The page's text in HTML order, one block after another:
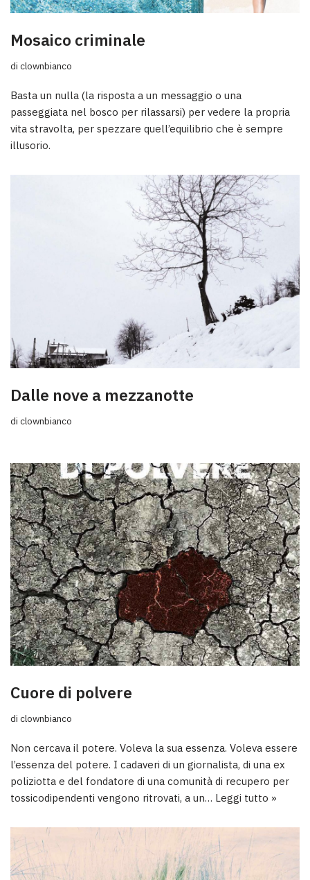
Mosaico criminale
di clownbianco
Basta un nulla (la risposta a un messaggio o una
passeggiata nel bosco per rilassarsi) per vedere la propria
vita stravolta, per spezzare quell’equilibrio che è sempre
illusorio.
Dalle nove a mezzanotte
di clownbianco
Cuore di polvere
di clownbianco
Non cercava il potere. Voleva la sua essenza. Voleva essere
l’essenza del potere. I cadaveri di un giornalista, di una ex
poliziotta e del fondatore di una comunità di recupero per
tossicodipendenti vengono ritrovati, a un… Leggi tutto »